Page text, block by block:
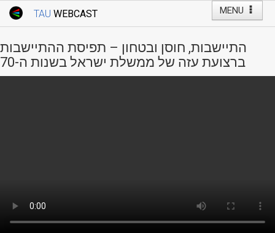
MENU
TAU WEBCAST
Webcast: Courses
Tel Aviv University
התיישבות, חוסן ובטחון – תפיסת ההתיישבות
ברצועת עזה של ממשלת ישראל בשנות ה-70